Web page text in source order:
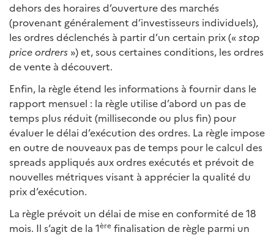
dehors des horaires d’ouverture des marchés
(provenant généralement d’investisseurs individuels),
les ordres déclenchés à partir d’un certain prix («stop
priceordrers ») et, sous certaines conditions, les ordres
de vente à découvert.
Enfin, la règle étend les informations à fournir dans le
rapport mensuel : la règle utilise d’abord un pas de
temps plus réduit (milliseconde ou plus fin) pour
évaluer le délai d’exécution des ordres. La règle impose
en outre de nouveaux pas de temps pour le calcul des
spreads appliqués aux ordres exécutés et prévoit de
nouvelles métriques visant à apprécier la qualité du
prix d’exécution.
La règle prévoit un délai de mise en conformité de 18
mois. Il s’agit de la 1ère finalisation de règle parmi un